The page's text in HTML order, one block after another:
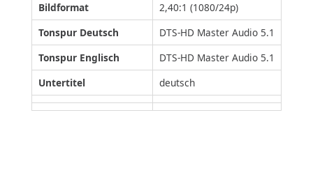
Bildformat
2,40:1 (1080/24p)
Tonspur Deutsch
DTS-HD Master Audio 5.1
Tonspur Englisch
DTS-HD Master Audio 5.1
Untertitel
deutsch